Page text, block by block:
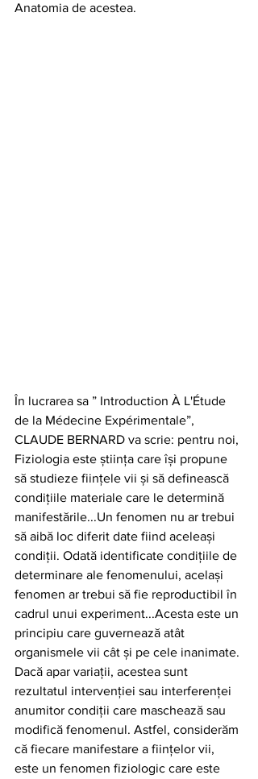
Anatomia de acestea.
În lucrarea sa ” Introduction À L'Étude
de la Médecine Expérimentale”,
CLAUDE BERNARD va scrie: pentru noi,
Fiziologia este știința care își propune
să studieze ființele vii și să definească
condițiile materiale care le determină
manifestările...Un fenomen nu ar trebui
să aibă loc diferit date fiind aceleași
condiții. Odată identificate condițiile de
determinare ale fenomenului, același
fenomen ar trebui să fie reproductibil în
cadrul unui experiment...Acesta este un
principiu care guvernează atât
organismele vii cât și pe cele inanimate.
Dacă apar variații, acestea sunt
rezultatul intervenției sau interferenței
anumitor condiții care maschează sau
modifică fenomenul. Astfel, considerăm
că fiecare manifestare a ființelor vii,
este un fenomen fiziologic care este